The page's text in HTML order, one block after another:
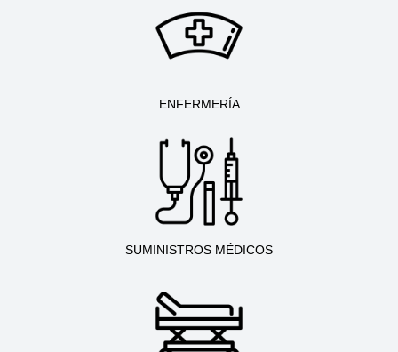
ENFERMERÍA
SUMINISTROS MÉDICOS